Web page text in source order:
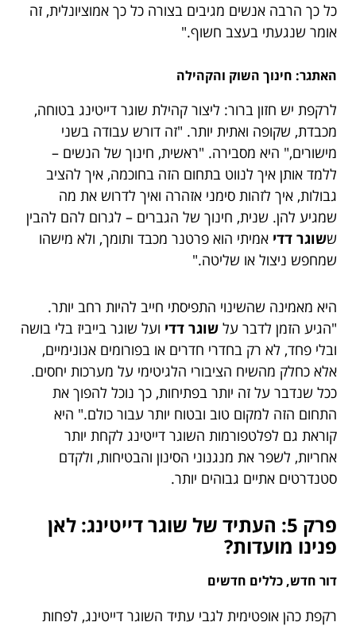
כל כך הרבה אנשים מגיבים בצורה כל כך אמוציונלית, זה
אומר שנגעתי בעצב חשוף."
האתגר: חינוך השוק והקהילה
לרקפת יש חזון ברור: ליצור קהילת שוגר דייטינג בטוחה,
מכבדת, שקופה ואתית יותר. "זה דורש עבודה בשני
מישורים," היא מסבירה. "ראשית, חינוך של הנשים –
ללמד אותן איך לנווט בתחום הזה בחוכמה, איך להציב
גבולות, איך לזהות סימני אזהרה ואיך לדרוש את מה
שמגיע להן. שנית, חינוך של הגברים – לגרום להם להבין
ששוגר דדי אמיתי הוא פרטנר מכבד ותומך, ולא מישהו
שמחפש ניצול או שליטה."
היא מאמינה שהשינוי התפיסתי חייב להיות רחב יותר.
"הגיע הזמן לדבר על שוגר דדי ועל שוגר בייביז בלי בושה
ובלי פחד, לא רק בחדרי חדרים או בפורומים אנונימיים,
אלא כחלק מהשיח הציבורי הלגיטימי על מערכות יחסים.
ככל שנדבר על זה יותר בפתיחות, כך נוכל להפוך את
התחום הזה למקום טוב ובטוח יותר עבור כולם." היא
קוראת גם לפלטפורמות השוגר דייטינג לקחת יותר
אחריות, לשפר את מנגנוני הסינון והבטיחות, ולקדם
סטנדרטים אתיים גבוהים יותר.
פרק 5: העתיד של שוגר דייטינג: לאן
פנינו מועדות?
דור חדש, כללים חדשים
רקפת כהן אופטימית לגבי עתיד השוגר דייטינג, לפחות